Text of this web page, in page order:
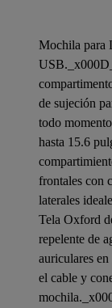
Mochila para
de sujeción
todo
hasta 15.6
frontales con
laterales
Tela Oxford
repelente de
auriculares
el cable y